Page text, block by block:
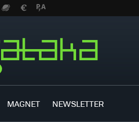
MAGNET NEWSLETTER